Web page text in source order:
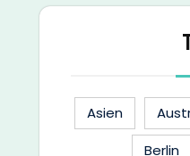
Asien
Berlin